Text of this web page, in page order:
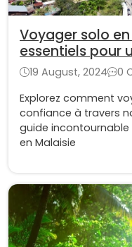
Voyager solo
essentiels pour
incontournable
19 August, 2024
0
Explorez comment
confiance à travers
guide incontournable
en Malaisie